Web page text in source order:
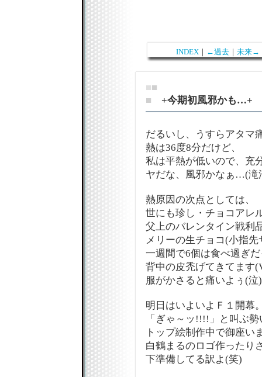
INDEX ｜ ←過去 ｜ 未来→
■■
■
+今期初風邪かも…+
だるいし、うすらアタマ
熱は36度8分だけど、
私は平熱が低いので、充
ヤだな、風邪かなぁ…(滝
熱原因の次点としては、
世にも珍し・チョコアレ
父上のバレンタイン戦利
メリーの生チョコ(小指先
一週間で6個は食べ過ぎ
背中の皮禿げてきてます
服がかさると痛いよぅ(泣)
明日はいよいよＦ１開幕
「ぎゃ～ッ!!!!」と叫ぶ勢
トップ絵制作中で御座い
白鶴まるのロゴ作ったり
下準備してる訳よ(笑)